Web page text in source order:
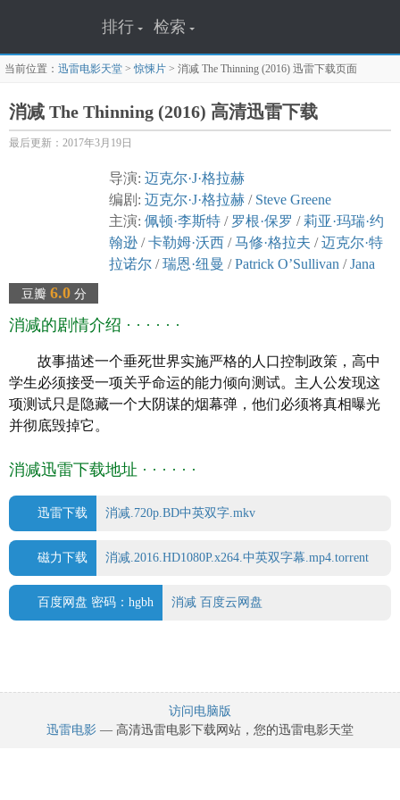
排行 检索
当前位置： 迅雷电影天堂 >惊悚片 > 消减 The Thinning (2016) 迅雷下载页面
消减 The Thinning (2016) 高清迅雷下载
最后更新：2017年3月19日
豆瓣 6.0分
导演: 迈克尔·J·格拉赫
编剧: 迈克尔·J·格拉赫 / Steve Greene
主演: 佩顿·李斯特 / 罗根·保罗 / 莉亚·玛瑞·约
翰逊 /卡勒姆·沃西 /马修·格拉夫 /迈克尔·特
拉诺尔 /瑞恩·纽曼 /Patrick O’Sullivan /Jana
斯 / Janna Cardia
官方网站: www.legendary.com/digital/the-
thinning/
制片国家/地区:美国
片长: 90分钟
消减的剧情介绍 · · · · · ·
故事描述一个垂死世界实施严格的人口控制政策，高中
学生必须接受一项关乎命运的能力倾向测试。主人公发现这
项测试只是隐藏一个大阴谋的烟幕弹，他们必须将真相曝光
并彻底毁掉它。
消减迅雷下载地址 · · · · · ·
迅雷下载 消减.720p.BD中英双字.mkv
磁力下载 消减.2016.HD1080P.x264.中英双字幕.mp4.torrent
百度网盘 密码：hgbh 消减 百度云网盘
访问电脑版
迅雷电影 — 高清迅雷电影下载网站，您的迅雷电影天堂